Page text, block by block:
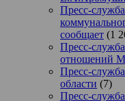
Пресс-
сообщает (1
Пресс-
отношений
Пресс-
области (7)
Пресс-